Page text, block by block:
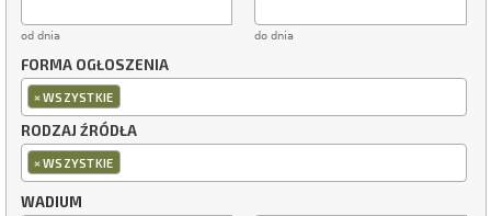
od dnia do dnia
FORMA OGŁOSZENIA
×WSZYSTKIE
RODZAJ ŹRÓDŁA
×WSZYSTKIE
WADIUM